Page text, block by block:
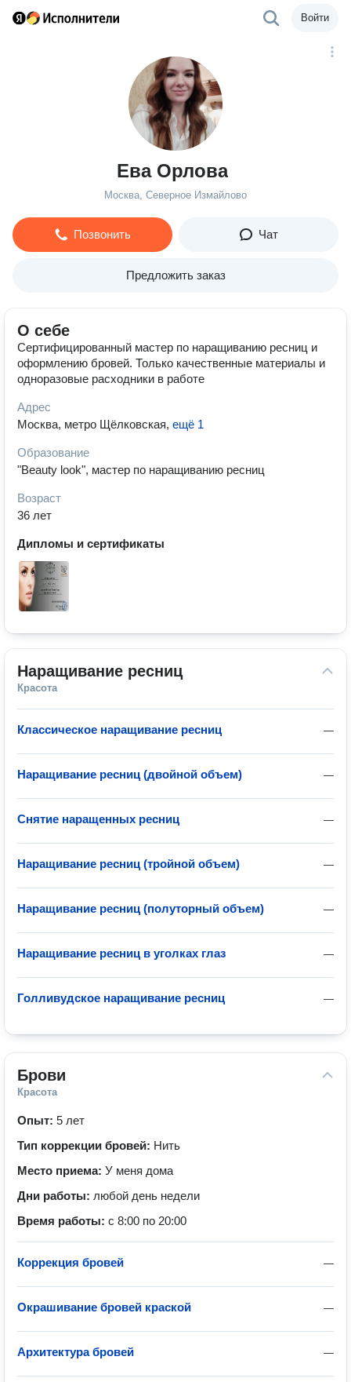
Войти
Ева Орлова
Москва, Северное Измайлово
Позвонить Чат
Предложить заказ
О себе
Сертифицированный мастер по наращиванию ресниц и
оформлению бровей. Только качественные материалы и
одноразовые расходники в работе
Адрес
Москва, метро Щёлковская, ещё 1
Образование
"Beauty look", мастер по наращиванию ресниц
Возраст
36 лет
Дипломы и сертификаты
Наращивание ресниц
Красота
—
Классическое наращивание ресниц
—
Наращивание ресниц (двойной объем)
—
Снятие наращенных ресниц
—
Наращивание ресниц (тройной объем)
—
Наращивание ресниц (полуторный объем)
—
Наращивание ресниц в уголках глаз
—
Голливудское наращивание ресниц
Брови
Красота
Опыт: 5 лет
Тип коррекции бровей: Нить
Место приема: У меня дома
Дни работы: любой день недели
Время работы: с 8:00 по 20:00
—
Коррекция бровей
—
Окрашивание бровей краской
—
Архитектура бровей